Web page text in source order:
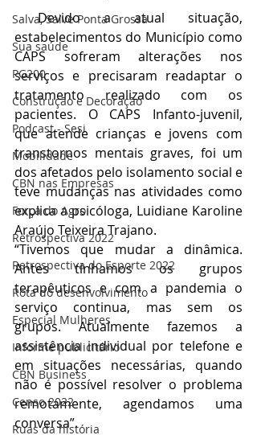
Salva, Salve Ponta Grossa
Sua saúde
PG200
Construção e Decoração
Podcast - Sesi
Mobilidade
CBN nas Empresas
Força do Agro
Retrospectiva 2022
Retrospectiva do Esporte 2022
Rota do desenvolvimento
Especial Mulheres
Informe publicitário
CBN Business
Censo 2022
Ruas da história
Devido a atual situação,
estabelecimentos do Município como
CAPS sofreram alterações nos
serviços e precisaram readaptar o
tratamento realizado com os
pacientes. O CAPS Infanto-juvenil,
que atende crianças e jovens com
transtornos mentais graves, foi um
dos afetados pelo isolamento social e
teve mudanças nas atividades como
explica a psicóloga, Luidiane Karoline
Araújo Teixeira Trajano.
“Tivemos que mudar a dinâmica.
Antes tínhamos os grupos
terapêuticos e com a pandemia o
serviço continua, mas sem os
grupos. Atualmente fazemos a
assistência individual por telefone e
em situações necessárias, quando
não é possível resolver o problema
remotamente, agendamos uma
conversa”.